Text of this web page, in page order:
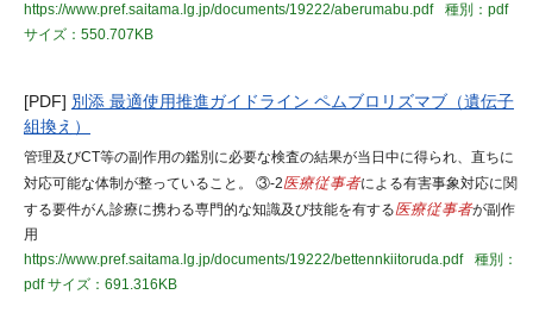
https://www.pref.saitama.lg.jp/documents/19222/aberumabu.pdf
種別：pdf
サイズ：550.707KB
[PDF] 別添 最適使用推進ガイドライン ペムブロリズマブ（遺伝子
組換え）
管理及びCT等の副作用の鑑別に必要な検査の結果が当日中に得られ、直ちに
対応可能な体制が整っていること。 ③-2医療従事者による有害事象対応に関
する要件がん診療に携わる専門的な知識及び技能を有する医療従事者が副作
用
https://www.pref.saitama.lg.jp/documents/19222/bettennkiitoruda.pdf
種別：
pdfサイズ：691.316KB